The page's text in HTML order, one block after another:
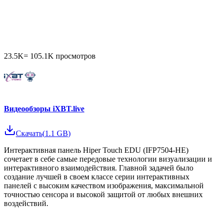
23.5K= 105.1K просмотров
Видеообзоры iXBT.live
Скачать(1.1 GB)
Интерактивная панель Hiper Touch EDU (IFP7504-HE)
сочетает в себе самые передовые технологии визуализации и
интерактивного взаимодействия. Главной задачей было
создание лучшей в своем классе серии интерактивных
панелей с высоким качеством изображения, максимальной
точностью сенсора и высокой защитой от любых внешних
воздействий.